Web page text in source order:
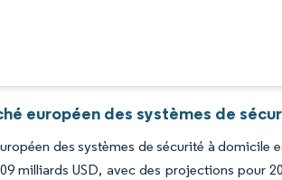
européen des systèmes de
des systèmes de sécurité à domicile
milliards USD, avec des projections pour